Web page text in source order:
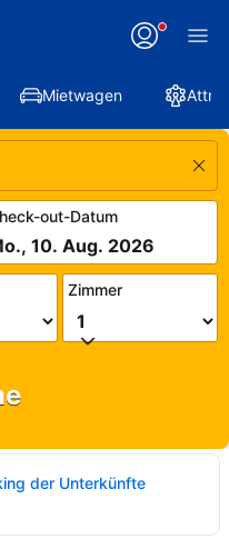
Mietwagen
out-Datum
10. Aug. 2026
Zimmer
der Unterkünfte